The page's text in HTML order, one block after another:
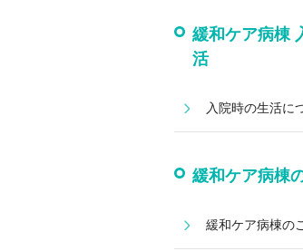
緩和ケア病棟
活
入院時の生活に
緩和ケア病棟
緩和ケア病棟の